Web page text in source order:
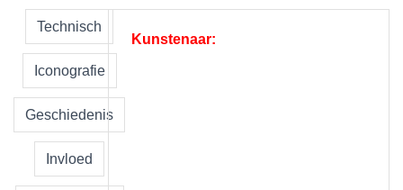
Technisch
Iconografie
Geschiedenis
Invloed
Kunstenaar: